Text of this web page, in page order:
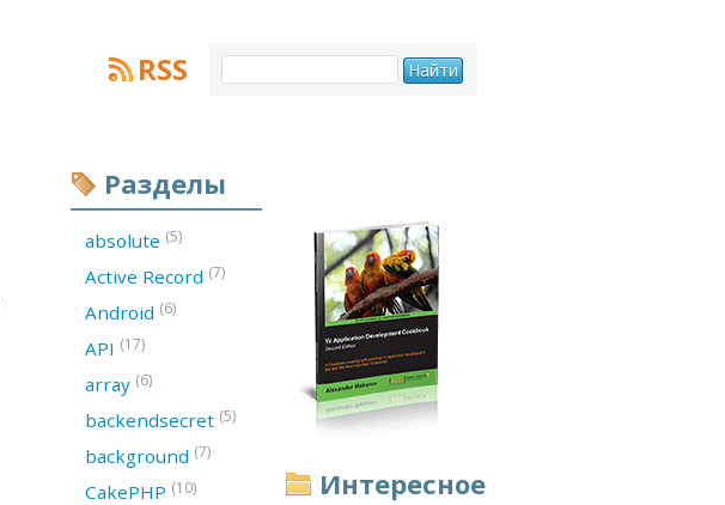
RSS
Интересное
Разделы
absolute (5)
Active Record (7)
Android (6)
API (17)
array (6)
backendsecret (5)
background (7)
CakePHP (10)